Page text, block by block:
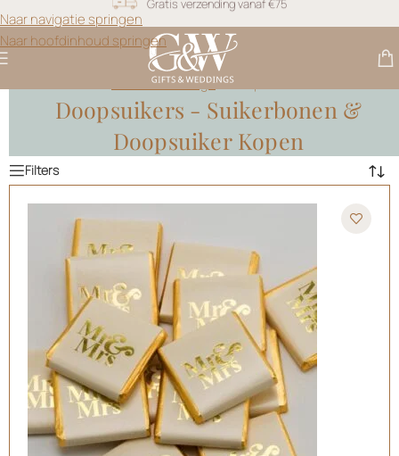
Naar navigatie springen
Naar hoofdinhoud springen
Snel geleverd
Gratis personalisatie
Gifts & Weddings>Doopsuikers
Doopsuikers - Suikerbonen &
Doopsuiker Kopen